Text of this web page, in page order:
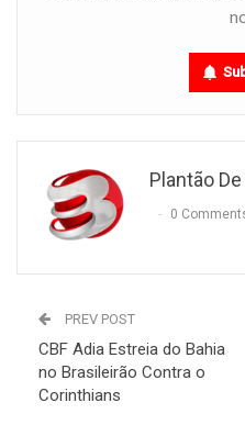
Plantão
0
PREV POST
CBF Adia Estreia do Bahia
no Brasileirão Contra o
Corinthians